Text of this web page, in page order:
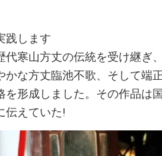
践します
代寒山方丈の伝統を受け継ぎ
かな方丈臨池不歌、そして端
を形成しました。その作品は
伝えていた!